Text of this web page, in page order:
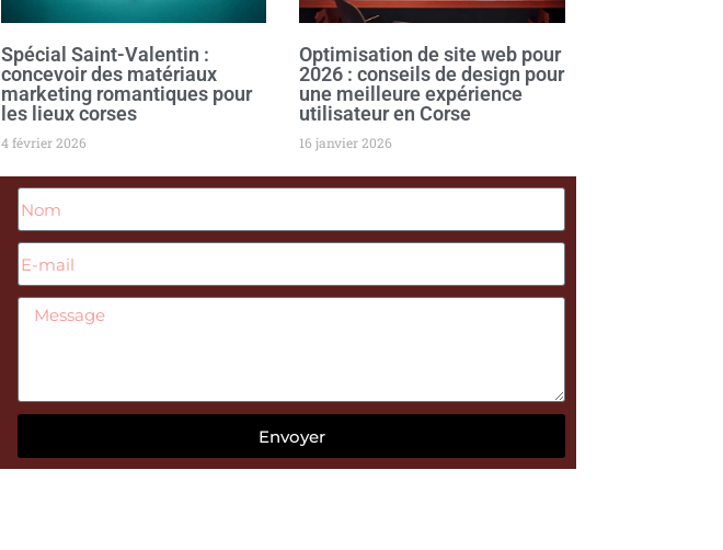
Spécial Saint-Valentin :
concevoir des matériaux
marketing romantiques pour
les lieux corses
4 février 2026
Optimisation de site web pour
2026 : conseils de design pour
une meilleure expérience
utilisateur en Corse
16 janvier 2026
Envoyer